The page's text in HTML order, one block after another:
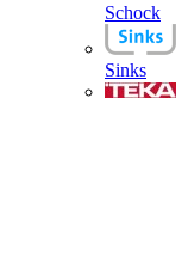
Schock
Sinks